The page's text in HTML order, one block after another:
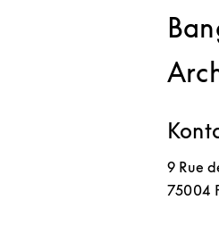
9 Rue
75004